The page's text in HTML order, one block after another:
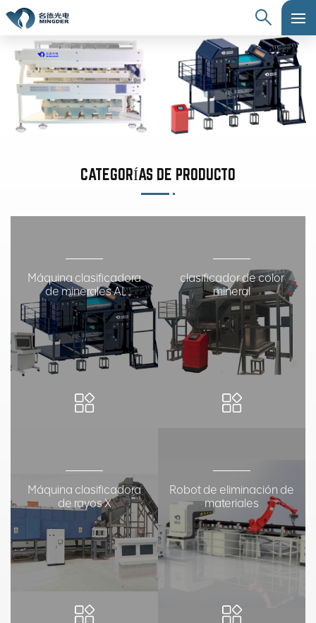
CATEGORÍAS DE PRODUCTO
Máquina clasificadora
de minerales AI
Inteligencia artificial, la nueva
revolución de la tecnología de
clasificación
clasificador de color
mineral
Máquina clasificadora de color de
piedra mineral profesional
Máquina clasificadora
de rayos X
podemos hacer frente a los
problemas más difíciles de los
minerales
Robot de eliminación de
materiales
En el proceso de extracción y
transporte, los minerales a menudo
se mezclan con madera, clavos de
acero, trapos, piezas de plástico,
tuberías de llenado de desechos y
equipos de transporte, trituración,
molienda y beneficio. En el pasado,